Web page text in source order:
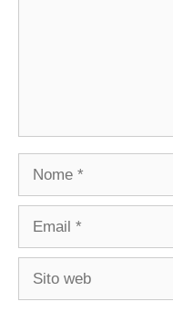
Nome
Email
Sito